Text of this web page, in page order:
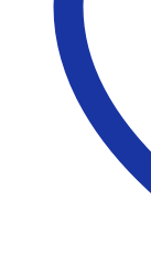
Binding
Machine